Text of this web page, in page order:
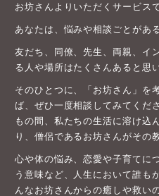
お坊さんよりいただくサービスで
あなたは、悩みや相談ごとがあ
友だち、同僚、先生、両親、イ
る人や場所はたくさんあると思
そのひとつに、「お坊さん」を
ば、ぜひ一度相談してみてくだ
もの間、私たちの生活に溶け込
り、僧侶であるお坊さんがその
心や体の悩み、恋愛や子育てに
う意味など、人生において誰も
んなお坊さんからの癒しや救い